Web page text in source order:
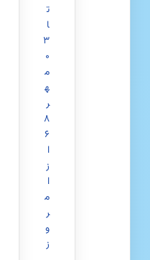
ت
ا
۳
۰
م
ه
ر
۸
۶
ا
ز
ا
م
ر
و
ز